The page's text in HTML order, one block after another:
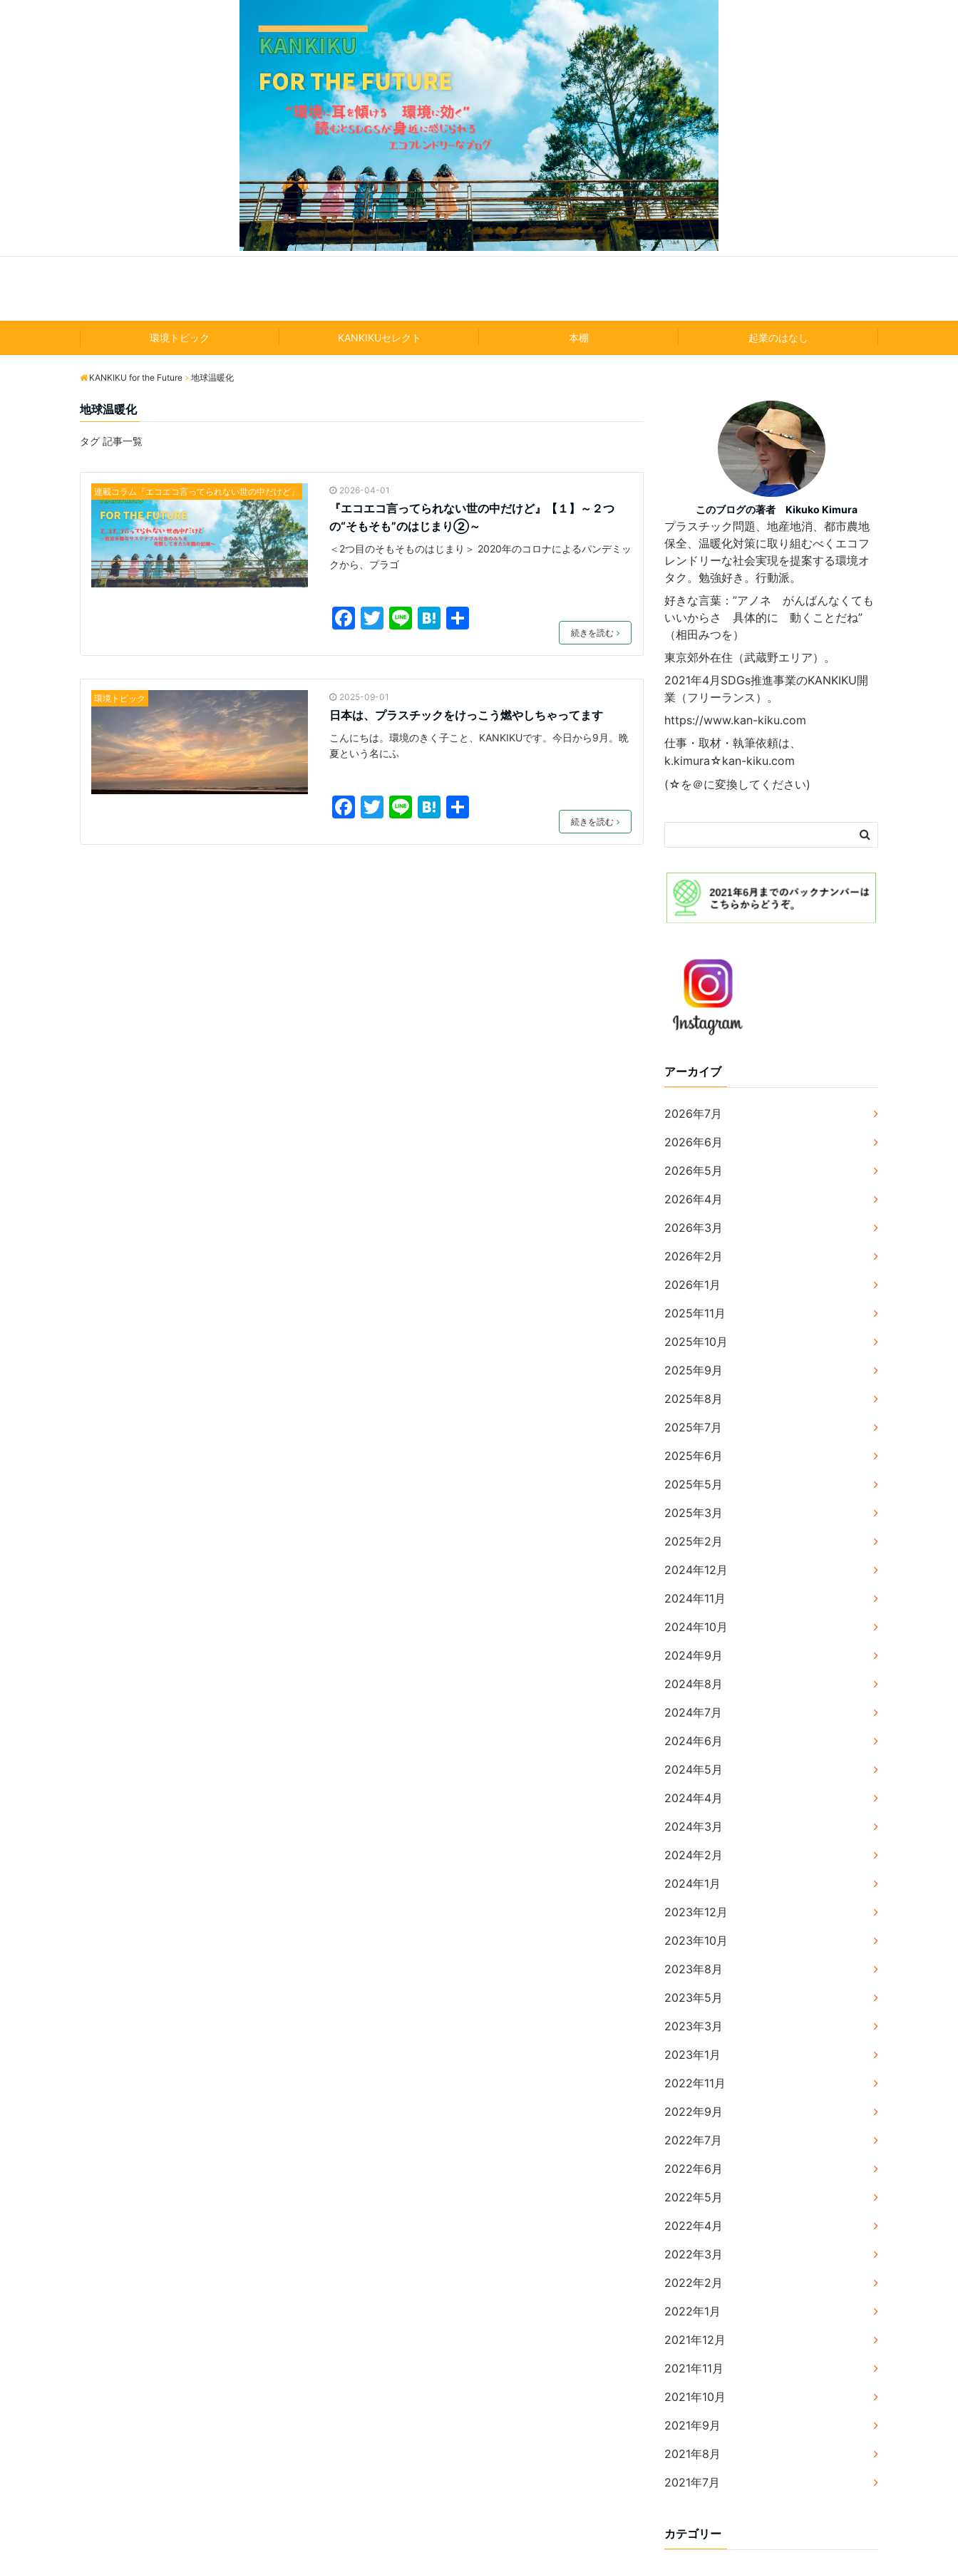
環境トピック KANKIKUセレクト 本棚 起業のはなし
KANKIKU for the Future 地球温暖化
地球温暖化
タグ 記事一覧
連載コラム『エコエコ言ってられない世の中だけど』 2026-04-01
『エコエコ言ってられない世の中だけど』【１】～２つ
の“そもそも”のはじまり②～
＜2つ目のそもそものはじまり＞ 2020年のコロナによるパンデミッ
クから、プラゴ
F
c
e
b
o
o
T
itt
er
Li
e
H
e
n
a
共
続きを読む
環境トピック 2025-09-01
日本は、プラスチックをけっこう燃やしちゃってます
こんにちは。環境のきく子こと、KANKIKUです。今日から9月。晩
夏という名にふ
F
c
T
itt
Li
e
H
e
共
続きを読む
このブログの著者 Kikuko Kimura
プラスチック問題、地産地消、都市農地
保全、温暖化対策に取り組むべくエコフ
レンドリーな社会実現を提案する環境オ
タク。勉強好き。行動派。
好きな言葉：”アノネ がんばんなくても
いいからさ 具体的に 動くことだね”
（相田みつを）
東京郊外在住（武蔵野エリア）。
2021年4月SDGs推進事業のKANKIKU開
業（フリーランス）。
https://www.kan-kiku.com
仕事・取材・執筆依頼は、
k.kimura☆kan-kiku.com
(☆を＠に変換してください)
アーカイブ
2026年7月
2026年6月
2026年5月
2026年4月
2026年3月
2026年2月
2026年1月
2025年11月
2025年10月
2025年9月
2025年8月
2025年7月
2025年6月
2025年5月
2025年3月
2025年2月
2024年12月
2024年11月
2024年10月
2024年9月
2024年8月
2024年7月
2024年6月
2024年5月
2024年4月
2024年3月
2024年2月
2024年1月
2023年12月
2023年10月
2023年8月
2023年5月
2023年3月
2023年1月
2022年11月
2022年9月
2022年7月
2022年6月
2022年5月
2022年4月
2022年3月
2022年2月
2022年1月
2021年12月
2021年11月
2021年10月
2021年9月
2021年8月
2021年7月
カテゴリー